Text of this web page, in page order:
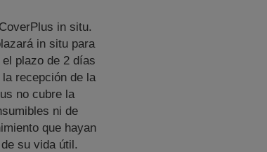
in situ.
in situ para
plazo de 2 días
recepción de la
no cubre la
ni de
que hayan
su vida útil.